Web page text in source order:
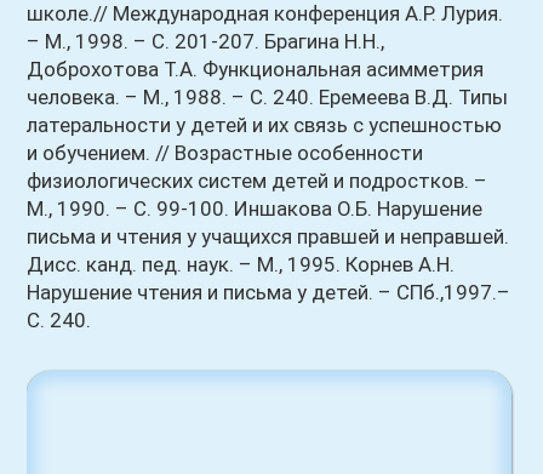
школе.// Международная конференция А.Р. Лурия.
– М., 1998. – С. 201-207. Брагина Н.Н.,
Доброхотова Т.А. Функциональная асимметрия
человека. – М., 1988. – С. 240. Еремеева В.Д. Типы
латеральности у детей и их связь с успешностью
и обучением. // Возрастные особенности
физиологических систем детей и подростков. –
М., 1990. – С. 99-100. Иншакова О.Б. Нарушение
письма и чтения у учащихся правшей и неправшей.
Дисс. канд. пед. наук. – М., 1995. Корнев А.Н.
Нарушение чтения и письма у детей. – СПб.,1997.–
С. 240.